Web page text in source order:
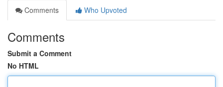
Comments
Who Upvoted
Comments
Submit a Comment
No HTML